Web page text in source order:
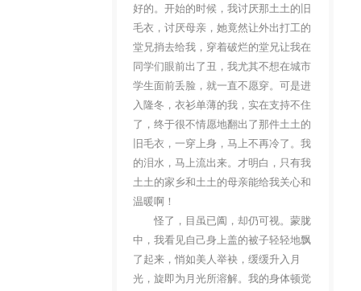
好的。开始的时候，我讨厌那土土的旧
毛衣，讨厌母亲，她竟然让外出打工的
堂兄捎去给我，穿着破烂的堂兄让我在
同学们眼前出了丑，我尤其不想在城市
学生面前丢脸，就一直不愿穿。可是进
入隆冬，衣衫单薄的我，实在支持不住
了，终于很不情愿地翻出了那件土土的
旧毛衣，一穿上身，马上不再冷了。我
的泪水，马上流出来。才明白，只有我
土土的家乡和土土的母亲能给我关心和
温暖啊！
怪了，目虽已阖，却仍可视。蒙胧
中，我看见自己身上盖的被子轻轻地飘
了起来，悄如美人举袂，缓缓升入月
光，旋即为月光所溶解。我的身体顿觉